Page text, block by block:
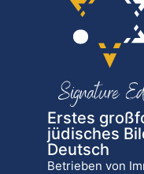
Erstes
jüdisches
Deutsch
Betrieben von